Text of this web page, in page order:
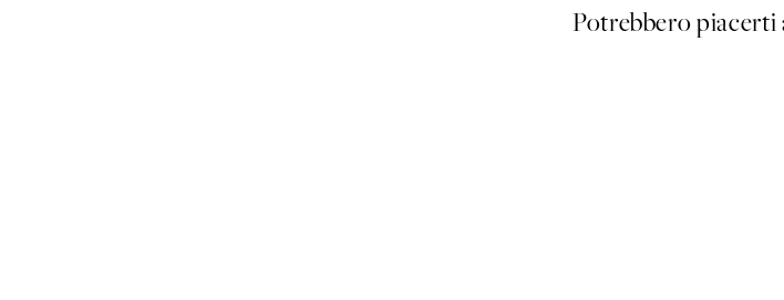
Potrebbero piacerti